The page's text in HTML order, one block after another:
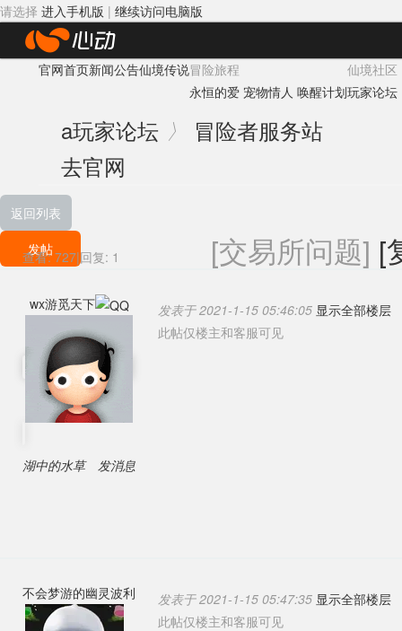
请选择 进入手机版 | 继续访问电脑版
心
动
络
官网首页新闻公告仙境传说冒险旅程
永恒的爱 宠物情人 唤醒计划
仙境社区
玩家论坛
a玩家论坛 〉
冒险者服务站
去官网
返回列表
发帖
查看: 727|回复: 1 [交易所问题] [
wx游觅天下
湖中的水草 发消息
发表于 2021-1-15 05:46:05 显示全部楼层
此帖仅楼主和客服可见
不会梦游的幽灵波利 发表于 2021-1-15 05:47:35 显示全部楼层
此帖仅楼主和客服可见